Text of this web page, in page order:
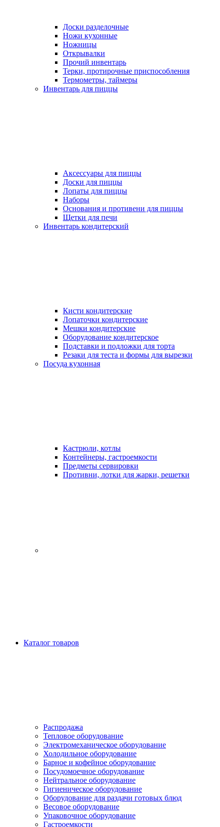
Доски разделочные
Ножи кухонные
Ножницы
Открывалки
Прочий инвентарь
Терки, протирочные приспособления
Термометры, таймеры
Инвентарь для пиццы
Аксессуары для пиццы
Доски для пиццы
Лопаты для пиццы
Наборы
Основания и противени для пиццы
Щетки для печи
Инвентарь кондитерский
Кисти кондитерские
Лопаточки кондитерские
Мешки кондитерские
Оборудование кондитерское
Подставки и подложки для торта
Резаки для теста и формы для вырезки
Посуда кухонная
Кастрюли, котлы
Контейнеры, гастроемкости
Предметы сервировки
Противни, лотки для жарки, решетки
Каталог товаров
Распродажа
Тепловое оборудование
Электромеханическое оборудование
Холодильное оборудование
Барное и кофейное оборудование
Посудомоечное оборудование
Нейтральное оборудование
Гигиеническое оборудование
Оборудование для раздачи готовых блюд
Весовое оборудование
Упаковочное оборудование
Гастроемкости